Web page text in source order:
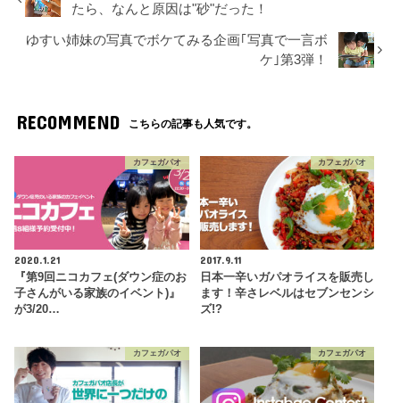
たら、なんと原因は"砂"だった！
ゆすい姉妹の写真でボケてみる企画｢写真で一言ボ
ケ｣第3弾！
RECOMMEND こちらの記事も人気です。
カフェガパオ
2020.1.21
『第9回ニコカフェ(ダウン症のお
子さんがいる家族のイベント)』
が3/20…
カフェガパオ
2017.9.11
日本一辛いガパオライスを販売し
ます！辛さレベルはセブンセンシ
ズ!?
カフェガパオ カフェガパオ